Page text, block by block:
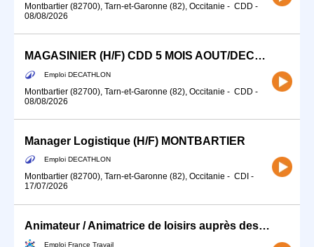
Montbartier (82700), Tarn-et-Garonne (82), Occitanie - CDD -
08/08/2026
MAGASINIER (H/F) CDD 5 MOIS AOUT/DECEMBRE 2026 DECATHLON LOGISTIQUE MONTBARTIER
Emploi DECATHLON
Montbartier (82700), Tarn-et-Garonne (82), Occitanie - CDD -
08/08/2026
Manager Logistique (H/F) MONTBARTIER
Emploi DECATHLON
Montbartier (82700), Tarn-et-Garonne (82), Occitanie - CDI -
17/07/2026
Animateur / Animatrice de loisirs auprès des enfants et adolescen (H/F)
Emploi France Travail